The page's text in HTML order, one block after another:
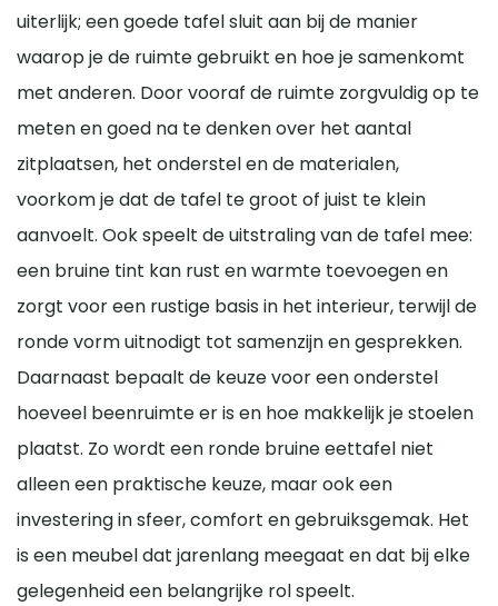
uiterlijk; een goede tafel sluit aan bij de manier
waarop je de ruimte gebruikt en hoe je samenkomt
met anderen. Door vooraf de ruimte zorgvuldig op te
meten en goed na te denken over het aantal
zitplaatsen, het onderstel en de materialen,
voorkom je dat de tafel te groot of juist te klein
aanvoelt. Ook speelt de uitstraling van de tafel mee:
een bruine tint kan rust en warmte toevoegen en
zorgt voor een rustige basis in het interieur, terwijl de
ronde vorm uitnodigt tot samenzijn en gesprekken.
Daarnaast bepaalt de keuze voor een onderstel
hoeveel beenruimte er is en hoe makkelijk je stoelen
plaatst. Zo wordt een ronde bruine eettafel niet
alleen een praktische keuze, maar ook een
investering in sfeer, comfort en gebruiksgemak. Het
is een meubel dat jarenlang meegaat en dat bij elke
gelegenheid een belangrijke rol speelt.